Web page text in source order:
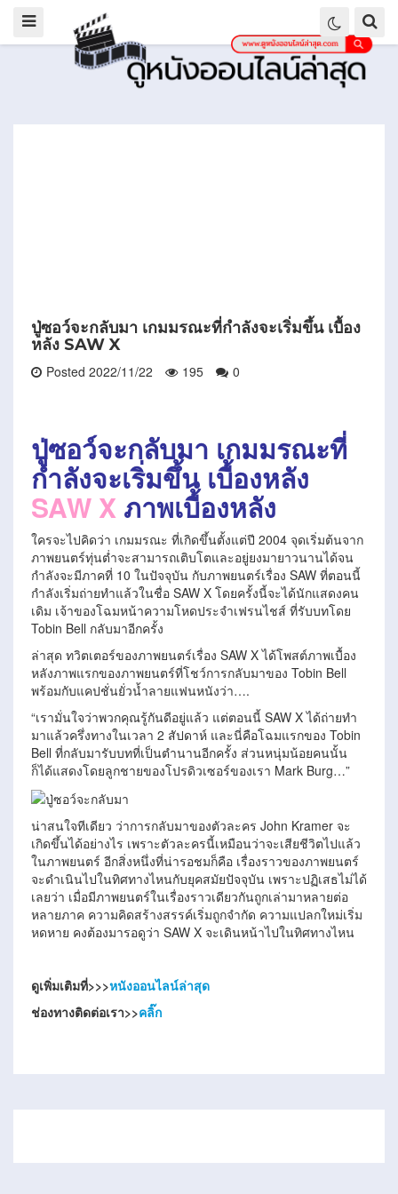
ปู่ซอว์จะกลับมา เกมมรณะที่กำลังจะเริ่มขึ้น เบื้อง
หลัง SAW X
Posted 2022/11/22 195 0
ปู่ซอว์จะกลับมา เกมมรณะที่
กำลังจะเริ่มขึ้น เบื้องหลัง
SAW X ภาพเบื้องหลัง
ใครจะไปคิดว่า เกมมรณะ ที่เกิดขึ้นตั้งแต่ปี 2004 จุดเริ่มต้นจาก
ภาพยนตร์ทุ่นต่ำจะสามารถเติบโตและอยู่ยงมายาวนานได้จน
กำลังจะมีภาคที่ 10 ในปัจจุบัน กับภาพยนตร์เรื่อง SAW ที่ตอนนี้
กำลังเริ่มถ่ายทำแล้วในชื่อ SAW X โดยครั้งนี้จะได้นักแสดงคน
เดิม เจ้าของโฉมหน้าความโหดประจำเฟรนไชส์ ที่รับบทโดย
Tobin Bell กลับมาอีกครั้ง
ล่าสุด ทวิตเตอร์ของภาพยนตร์เรื่อง SAW X ได้โพสต์ภาพเบื้อง
หลังภาพแรกของภาพยนตร์ที่โชว์การกลับมาของ Tobin Bell
พร้อมกับแคปชั่นยั่วน้ำลายแฟนหนังว่า….
“เรามั่นใจว่าพวกคุณรู้กันดีอยู่แล้ว แต่ตอนนี้ SAW X ได้ถ่ายทำ
มาแล้วครึ่งทางในเวลา 2 สัปดาห์ และนี่คือโฉมแรกของ Tobin
Bell ที่กลับมารับบทที่เป็นตำนานอีกครั้ง ส่วนหนุ่มน้อยคนนั้น
ก็ได้แสดงโดยลูกชายของโปรดิวเซอร์ของเรา Mark Burg…”
น่าสนใจทีเดียว ว่าการกลับมาของตัวละคร John Kramer จะ
เกิดขึ้นได้อย่างไร เพราะตัวละครนี้เหมือนว่าจะเสียชีวิตไปแล้ว
ในภาพยนตร์ อีกสิ่งหนึ่งที่น่ารอชมก็คือ เรื่องราวของภาพยนตร์
จะดำเนินไปในทิศทางไหนกับยุคสมัยปัจจุบัน เพราะปฏิเสธไม่ได้
เลยว่า เมื่อมีภาพยนตร์ในเรื่องราวเดียวกันถูกเล่ามาหลายต่อ
หลายภาค ความคิดสร้างสรรค์เริ่มถูกจำกัด ความแปลกใหม่เริ่ม
หดหาย คงต้องมารอดูว่า SAW X จะเดินหน้าไปในทิศทางไหน
ดูเพิ่มเติมที่>>>หนังออนไลน์ล่าสุด
ช่องทางติดต่อเรา>>คลิ๊ก